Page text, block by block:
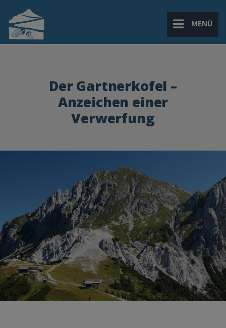
MENÜ
Der Gartnerkofel –
Anzeichen einer
Verwerfung